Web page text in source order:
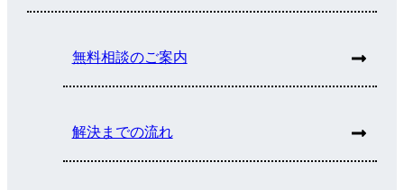
無料相談のご案内
解決までの流れ